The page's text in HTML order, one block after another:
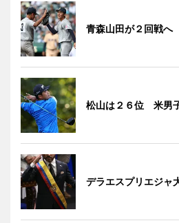
青森山田が２回戦
松山は２６位 米男
デラエスプリエジャ